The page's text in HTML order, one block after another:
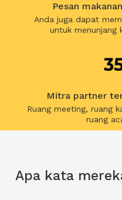
Pesan
Anda juga dapat
untuk menunjang
Mitra partner
Ruang meeting, ruang
ruang
Apa kata